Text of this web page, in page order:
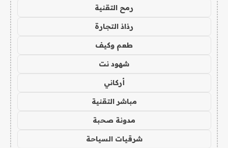
رمح التقنية
رذاذ التجارة
طعم وكيف
شهود نت
أركاني
مباشر التقنية
مدونة صحبة
شرقيات السياحة